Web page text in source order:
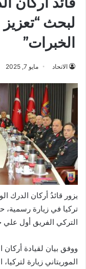
لبحث “تعزيز
الخبرات”
الاتحاد مايو 7, 2025
يزور قائدُ أركان الدرك
تركيا في زيارة رسمية،
التركي الفريق أول علي
ووفق بيان لقيادة
الموريتاني زيارة